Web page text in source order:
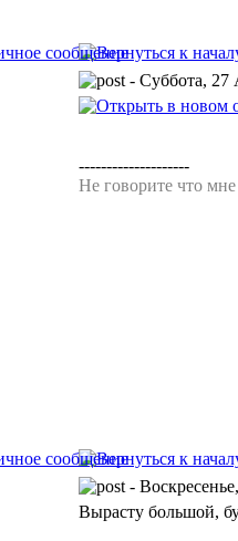
- Суббота, 27
--------------------
Не говорите что
-
Вырасту большой,